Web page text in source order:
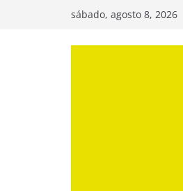
sábado, agosto 8, 2026